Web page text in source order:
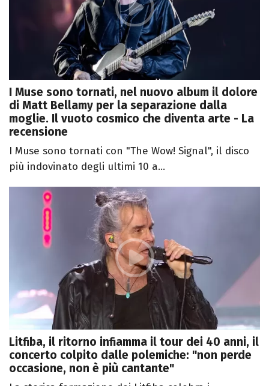
I Muse sono tornati, nel nuovo album il dolore
di Matt Bellamy per la separazione dalla
moglie. Il vuoto cosmico che diventa arte - La
recensione
I Muse sono tornati con "The Wow! Signal", il disco
più indovinato degli ultimi 10 a...
Litfiba, il ritorno infiamma il tour dei 40 anni, il
concerto colpito dalle polemiche: "non perde
occasione, non è più cantante"